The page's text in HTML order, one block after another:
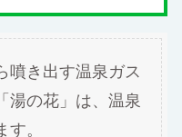
噴き出す温泉ガス
湯の花」は、温泉
。